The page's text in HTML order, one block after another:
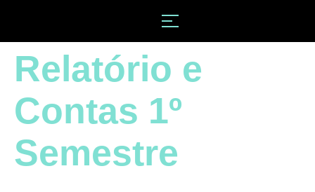
Relatório e
Contas 1º
Semestre